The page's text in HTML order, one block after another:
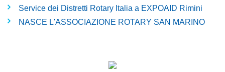
Service dei Distretti Rotary Italia a EXPOAID Rimini
NASCE L'ASSOCIAZIONE ROTARY SAN MARINO